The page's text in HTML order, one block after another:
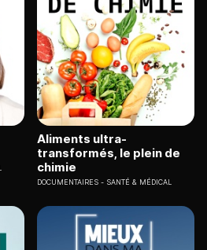
Aliments ultra-
transformés, le plein de
chimie
DOCUMENTAIRES SANTÉ & MÉDICAL